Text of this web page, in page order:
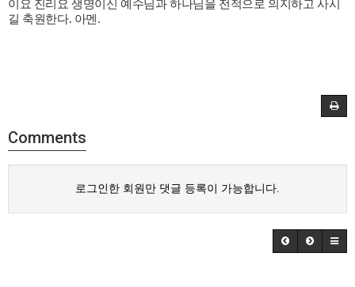
이요 진리요 생명이신 예수님과 하나님을 전적으로 의지하고 사시
길 축원한다. 아멘 .
Comments
로그인한 회원만 댓글 등록이 가능합니다.